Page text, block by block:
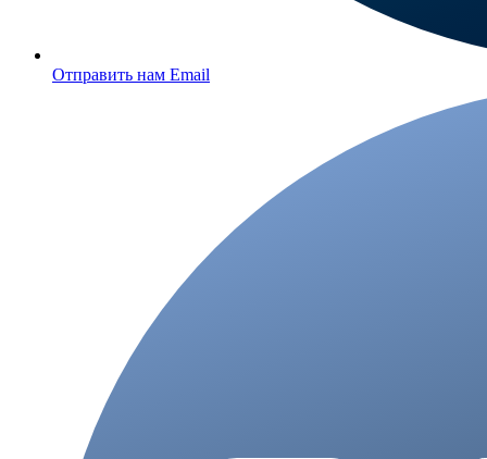
Отправить нам Email